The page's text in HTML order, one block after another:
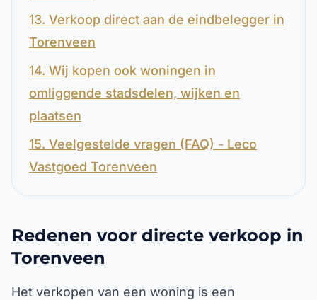
13. Verkoop direct aan de eindbelegger in
Torenveen
14. Wij kopen ook woningen in
omliggende stadsdelen, wijken en
plaatsen
15. Veelgestelde vragen (FAQ) - Leco
Vastgoed Torenveen
Redenen voor directe verkoop in
Torenveen
Het verkopen van een woning is een